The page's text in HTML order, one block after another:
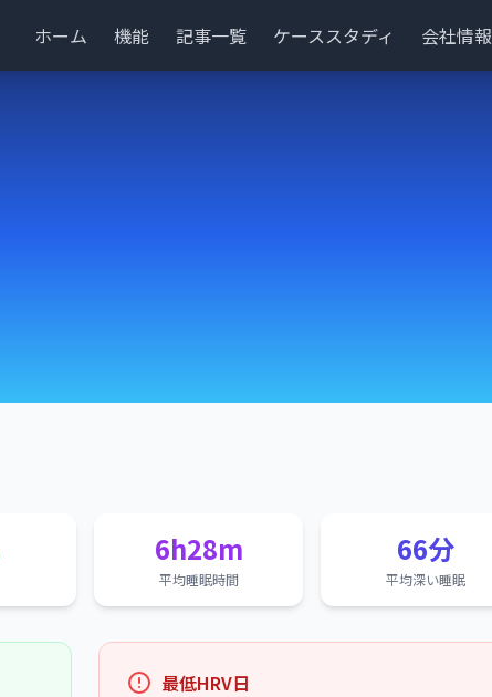
ホーム 機能 記事一覧 ケーススタディ 会社情報
6h28m
平均睡眠時間
66分
平均深い睡眠
最低HRV日